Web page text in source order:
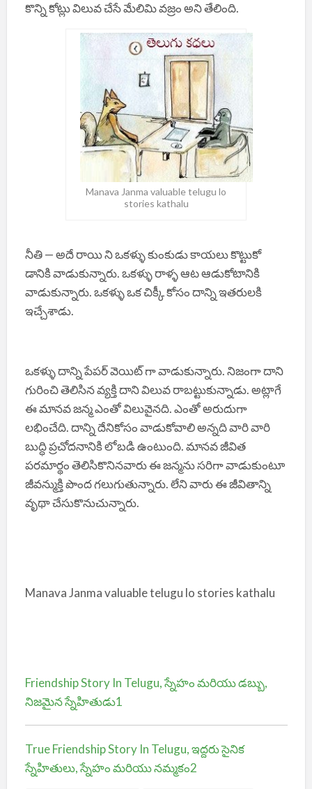
కొన్ని కోట్లు విలువ చేసే మేలిమి వజ్రం అని తేలింది.
Manava Janma valuable telugu lo
stories kathalu
నీతి — అదే రాయి ని ఒకళ్ళు కుంకుడు కాయలు కొట్టుకో
డానికి వాడుకున్నారు. ఒకళ్ళు రాళ్ళ ఆట ఆడుకోటానికి
వాడుకున్నారు. ఒకళ్ళు ఒక చిక్కీ కోసం దాన్ని ఇతరులకి
ఇచ్చేశాడు.
ఒకళ్ళు దాన్ని పేపర్ వెయిట్ గా వాడుకున్నారు. నిజంగా దాని
గురించి తెలిసిన వ్యక్తి దాని విలువ రాబట్టుకున్నాడు. అట్లాగే
ఈ మానవ జన్మ ఎంతో విలువైనది. ఎంతో అరుదుగా
లభించేది. దాన్ని దేనికోసం వాడుకోవాలి అన్నది వారి వారి
బుద్ధి ప్రచోదనానికి లోబడి ఉంటుంది. మానవ జీవిత
పరమార్థం తెలిసికొనినవారు ఈ జన్మను సరిగా వాడుకుంటూ
జీవన్ముక్తి పొంద గలుగుతున్నారు. లేని వారు ఈ జీవితాన్ని
వృథా చేసుకొనుచున్నారు.
Manava Janma valuable telugu lo stories kathalu
Friendship Story In Telugu, స్నేహం మరియు డబ్బు,
నిజమైన స్నేహితుడు1
True Friendship Story In Telugu, ఇద్దరు సైనిక
స్నేహితులు, స్నేహం మరియు నమ్మకం2